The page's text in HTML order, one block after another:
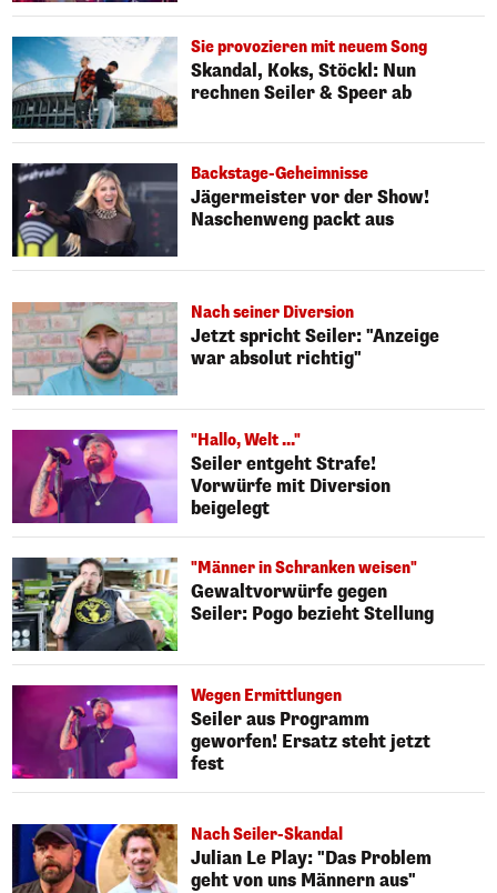
Sie provozieren mit neuem Song
Skandal, Koks, Stöckl: Nun
rechnen Seiler & Speer ab
Backstage-Geheimnisse
Jägermeister vor der Show!
Naschenweng packt aus
Nach seiner Diversion
Jetzt spricht Seiler: "Anzeige
war absolut richtig"
"Hallo, Welt ..."
Seiler entgeht Strafe!
Vorwürfe mit Diversion
beigelegt
"Männer in Schranken weisen"
Gewaltvorwürfe gegen
Seiler: Pogo bezieht Stellung
Wegen Ermittlungen
Seiler aus Programm
geworfen! Ersatz steht jetzt
fest
Nach Seiler-Skandal
Julian Le Play: "Das Problem
geht von uns Männern aus"